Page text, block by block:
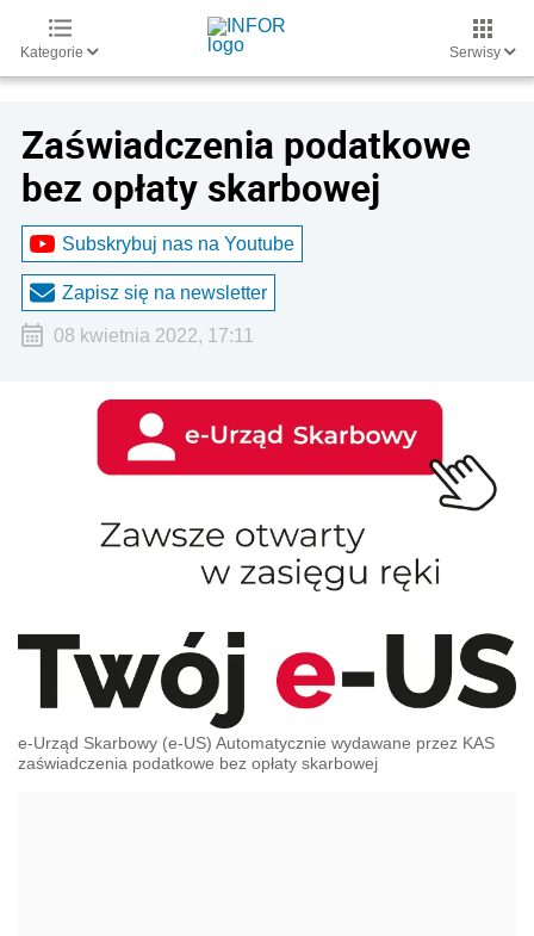
Kategorie Serwisy
Zaświadczenia podatkowe
bez opłaty skarbowej
Subskrybuj nas na Youtube
Zapisz się na newsletter
08 kwietnia 2022, 17:11
e-Urząd Skarbowy (e-US) Automatycznie wydawane przez KAS
zaświadczenia podatkowe bez opłaty skarbowej